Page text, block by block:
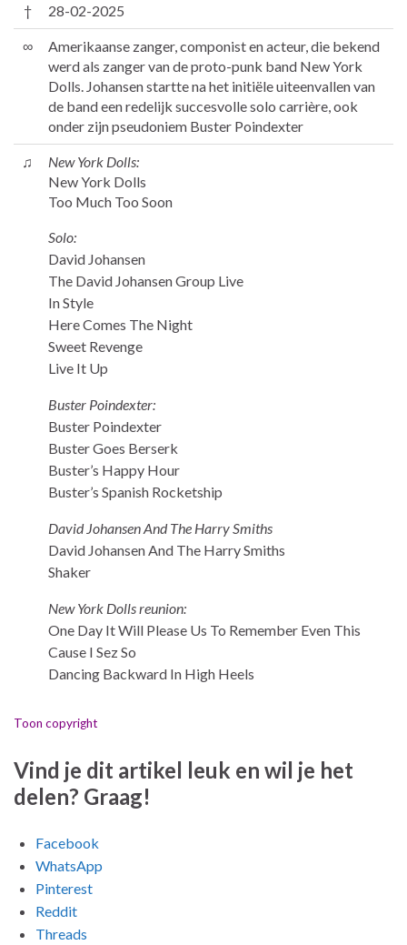
† 28-02-2025
∞
Amerikaanse zanger, componist en acteur, die bekend
werd als zanger van de proto-punk band New York
Dolls. Johansen startte na het initiële uiteenvallen van
de band een redelijk succesvolle solo carrière, ook
onder zijn pseudoniem Buster Poindexter
♫
New York Dolls:
New York Dolls
Too Much Too Soon
Solo:
David Johansen
The David Johansen Group Live
In Style
Here Comes The Night
Sweet Revenge
Live It Up
Buster Poindexter:
Buster Poindexter
Buster Goes Berserk
Buster’s Happy Hour
Buster’s Spanish Rocketship
David Johansen And The Harry Smiths
David Johansen And The Harry Smiths
Shaker
New York Dolls reunion:
One Day It Will Please Us To Remember Even This
Cause I Sez So
Dancing Backward In High Heels
Toon copyright
Vind je dit artikel leuk en wil je het
delen? Graag!
Facebook
WhatsApp
Pinterest
Reddit
Threads